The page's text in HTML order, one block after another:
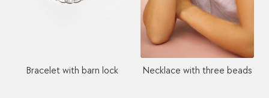
Bracelet with barn lock Necklace with three beads